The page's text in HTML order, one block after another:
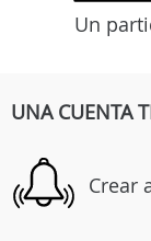
Un
UNA CUENTA
Crear